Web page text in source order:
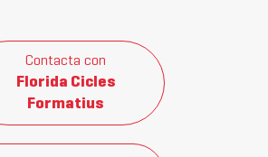
Contacta con
Florida Cicles
Formatius